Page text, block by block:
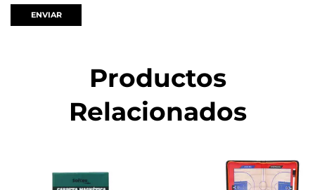
Productos
Relacionados